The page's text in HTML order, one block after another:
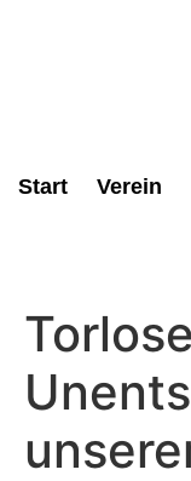
Start Verein